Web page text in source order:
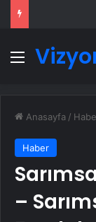
Menü
Anasayfa /
Haber
–